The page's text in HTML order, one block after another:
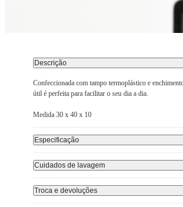
Descrição
Confeccionada com tampo termoplástico e
útil é perfeita para facilitar o seu dia a dia.
Medida 30 x 40 x 10
Especificação
Cuidados de lavagem
Troca e devoluções